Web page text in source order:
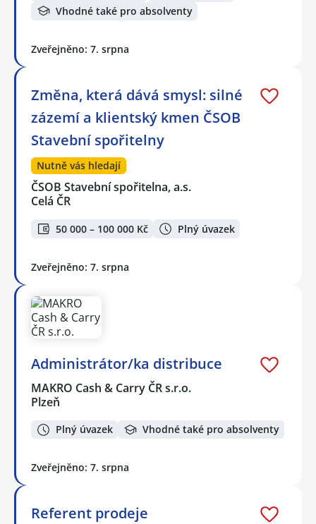
Vhodné také pro absolventy
Zveřejněno: 7. srpna
Změna, která dává smysl: silné
zázemí a klientský kmen ČSOB
Stavební spořitelny
Nutně vás hledají
ČSOB Stavební spořitelna, a.s.
Celá ČR
50 000 – 100 000 Kč Plný úvazek
Zveřejněno: 7. srpna
Administrátor/ka distribuce
MAKRO Cash & Carry ČR s.r.o.
Plzeň
Plný úvazek Vhodné také pro absolventy
Zveřejněno: 7. srpna
Referent prodeje